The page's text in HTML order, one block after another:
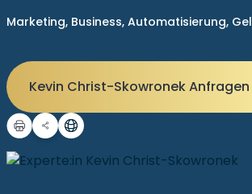
Marketing, Business, Automatisierung,
Kevin Christ-Skowronek Anfragen